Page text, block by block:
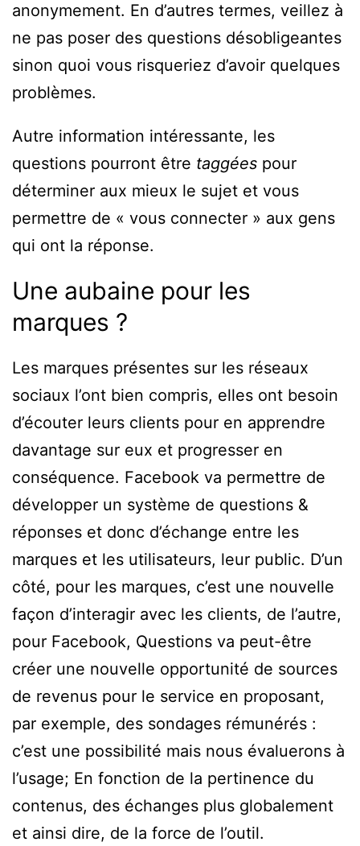
anonymement. En d’autres termes, veillez à
ne pas poser des questions désobligeantes
sinon quoi vous risqueriez d’avoir quelques
problèmes.
Autre information intéressante, les
questions pourront être taggées pour
déterminer aux mieux le sujet et vous
permettre de « vous connecter » aux gens
qui ont la réponse.
Une aubaine pour les
marques ?
Les marques présentes sur les réseaux
sociaux l’ont bien compris, elles ont besoin
d’écouter leurs clients pour en apprendre
davantage sur eux et progresser en
conséquence. Facebook va permettre de
développer un système de questions &
réponses et donc d’échange entre les
marques et les utilisateurs, leur public. D’un
côté, pour les marques, c’est une nouvelle
façon d’interagir avec les clients, de l’autre,
pour Facebook, Questions va peut-être
créer une nouvelle opportunité de sources
de revenus pour le service en proposant,
par exemple, des sondages rémunérés :
c’est une possibilité mais nous évaluerons à
l’usage; En fonction de la pertinence du
contenus, des échanges plus globalement
et ainsi dire, de la force de l’outil.